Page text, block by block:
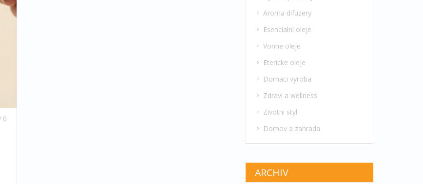
0
Aroma difuzery
Esencialni oleje
Vonne oleje
Etericke oleje
Domaci vyroba
Zdravi a wellness
Zivotni styl
Domov a zahrada
ARCHIV